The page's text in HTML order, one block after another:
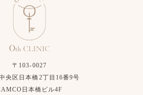
〒103-0027
央区日本橋2丁目16番9号
日本橋ビル4F